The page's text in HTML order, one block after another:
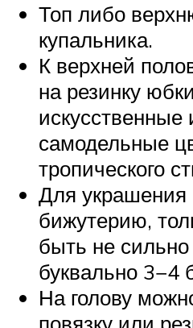
Топ либо
купальника.
К верхней
на резинку
искусственные
самодельные
тропического
Для украшения
бижутерию,
быть не сильно
буквально 3−4
На голову